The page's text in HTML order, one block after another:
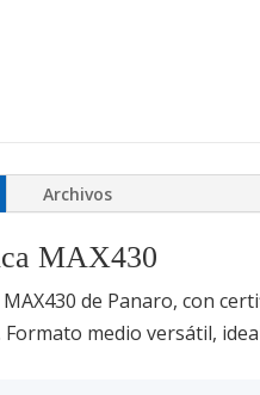
Archivos
MAX430
de Panaro, con
medio versátil,